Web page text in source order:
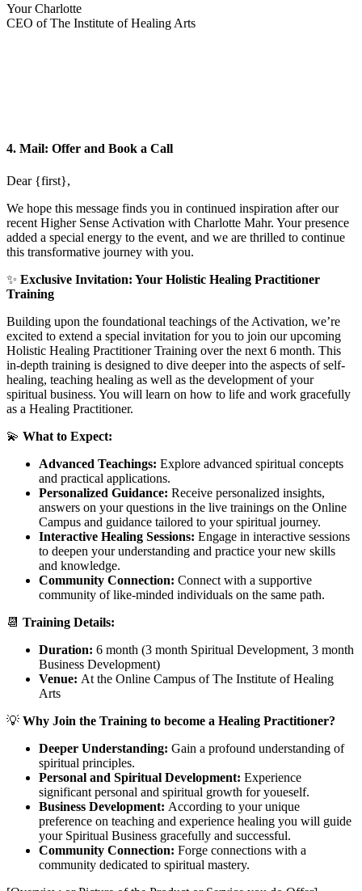
Your Charlotte
CEO of The Institute of Healing Arts
4. Mail: Offer and Book a Call
Dear {first},
We hope this message finds you in continued inspiration after our
recent Higher Sense Activation with Charlotte Mahr. Your presence
added a special energy to the event, and we are thrilled to continue
this transformative journey with you.
✨ Exclusive Invitation: Your Holistic Healing Practitioner
Training
Building upon the foundational teachings of the Activation, we’re
excited to extend a special invitation for you to join our upcoming
Holistic Healing Practitioner Training over the next 6 month. This
in-depth training is designed to dive deeper into the aspects of self-
healing, teaching healing as well as the development of your
spiritual business. You will learn on how to life and work gracefully
as a Healing Practitioner.
💫 What to Expect:
Advanced Teachings: Explore advanced spiritual concepts
and practical applications.
Personalized Guidance: Receive personalized insights,
answers on your questions in the live trainings on the Online
Campus and guidance tailored to your spiritual journey.
Interactive Healing Sessions: Engage in interactive sessions
to deepen your understanding and practice your new skills
and knowledge.
Community Connection: Connect with a supportive
community of like-minded individuals on the same path.
📆 Training Details:
Duration: 6 month (3 month Spiritual Development, 3 month
Business Development)
Venue: At the Online Campus of The Institute of Healing
Arts
💡 Why Join the Training to become a Healing Practitioner?
Deeper Understanding: Gain a profound understanding of
spiritual principles.
Personal and Spiritual Development: Experience
significant personal and spiritual growth for youeself.
Business Development: According to your unique
preference on teaching and experience healing you will guide
your Spiritual Business gracefully and successful.
Community Connection: Forge connections with a
community dedicated to spiritual mastery.